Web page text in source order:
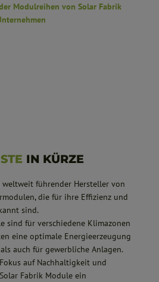
Modulreihen von Solar Fabrik
IN KÜRZE
führender Hersteller von
die für ihre Effizienz und
sind.
sind für verschiedene Klimazonen
eine optimale Energieerzeugung
auch für gewerbliche Anlagen.
auf Nachhaltigkeit und
Fabrik Module ein